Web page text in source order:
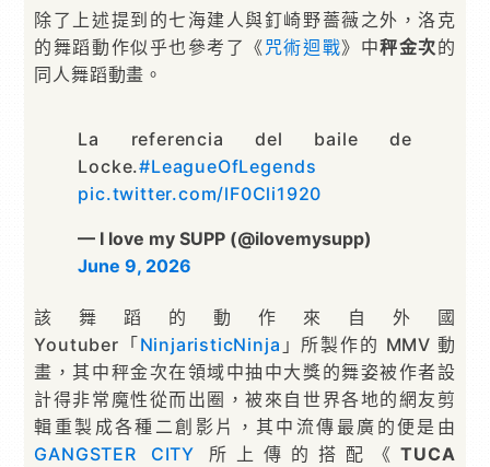
除了上述提到的七海建人與釘崎野薔薇之外，洛克
的舞蹈動作似乎也參考了《咒術迴戰》中秤金次的
同人舞蹈動畫。
La referencia del baile de
Locke.#LeagueOfLegends
pic.twitter.com/lF0Cli1920
— I love my SUPP (@ilovemysupp)
June 9, 2026
該舞蹈的動作來自外國
Youtuber「 NinjaristicNinja 」所製作的 MMV 動
畫，其中秤金次在領域中抽中大獎的舞姿被作者設
計得非常魔性從而出圈，被來自世界各地的網友剪
輯重製成各種二創影片，其中流傳最廣的便是由
GANGSTER CITY 所上傳的搭配《TUCA